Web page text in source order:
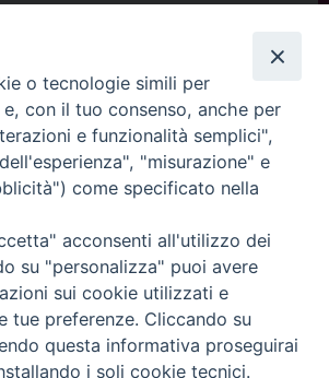
INVIA
Privacy Policy
o tecnologie simili per
con il tuo consenso, anche per
e funzionalità semplici",
"misurazione" e
come specificato nella
acconsenti all'utilizzo dei
su "personalizza" puoi avere
sui cookie utilizzati e
tue preferenze. Cliccando su
questa informativa proseguirai
i soli cookie tecnici.